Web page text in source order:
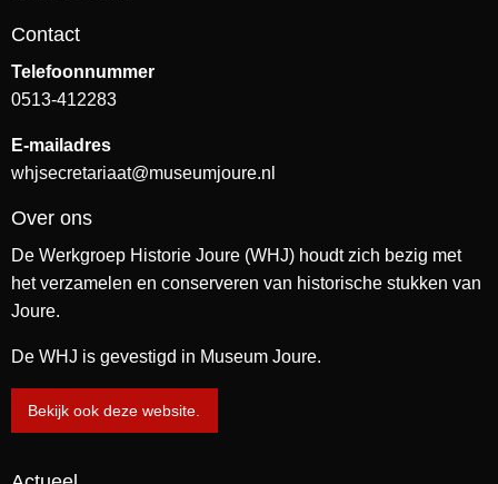
Contact
Telefoonnummer
0513-412283
E-mailadres
whjsecretariaat@museumjoure.nl
Over ons
De Werkgroep Historie Joure (WHJ) houdt zich bezig met
het verzamelen en conserveren van historische stukken van
Joure.
De WHJ is gevestigd in Museum Joure.
Bekijk ook deze website.